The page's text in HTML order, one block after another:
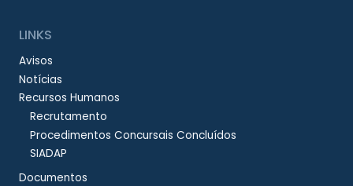
LINKS
Avisos
Notícias
Recursos Humanos
Recrutamento
Procedimentos Concursais Concluídos
SIADAP
Documentos